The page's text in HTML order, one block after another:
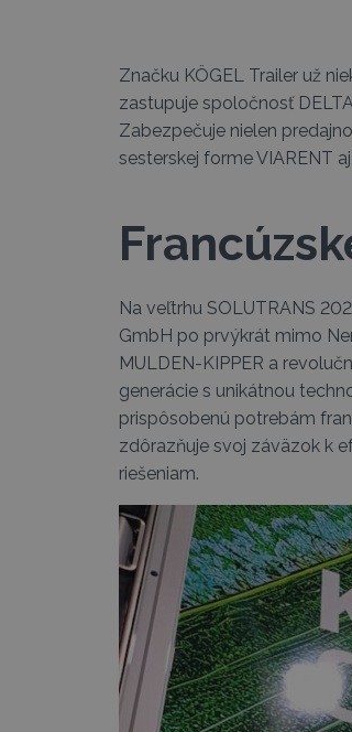
Značku KÖGEL Trailer už
zastupuje spoločnosť
Zabezpečuje nielen
sesterskej forme VIARENT
Na veľtrhu SOLUTRANS
GmbH po prvýkrát mimo
MULDEN-KIPPER a
generácie s unikátnou
prispôsobenú potrebám
zdôrazňuje svoj záväzok k
riešeniam.